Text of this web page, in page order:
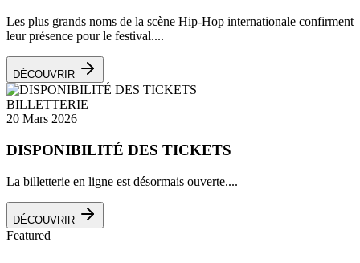
Les plus grands noms de la scène Hip-Hop internationale confirment
leur présence pour le festival....
DÉCOUVRIR
BILLETTERIE
20 Mars 2026
DISPONIBILITÉ DES TICKETS
La billetterie en ligne est désormais ouverte....
DÉCOUVRIR
Featured